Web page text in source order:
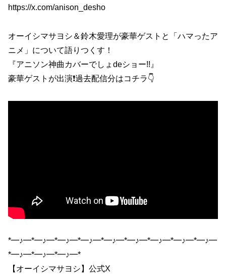
https://x.com/anison_desho
オーイシマサヨシ＆鈴木愛理が豪華ゲストと「ハマったア
ニメ」について語りつくす！
『アニソン神曲カバーでしょdeショー!!』
豪華ゲストが出演❗️過去配信分はコチラ👇
*━♪━*━♪━*━♪━*━♪━*━♪━*━♪━*━♪━*━♪━*━♪━
*━♪━*━♪━*━♪━*
【オーイシマサヨシ】公式X